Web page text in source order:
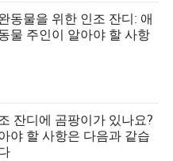
동물을 위한 인조 잔디: 애
물 주인이 알아야 할 사항
잔디에 곰팡이가 있나요?
야 할 사항은 다음과 같습